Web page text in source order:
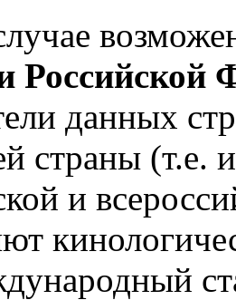
Российской
данных
страны (т.е.
и